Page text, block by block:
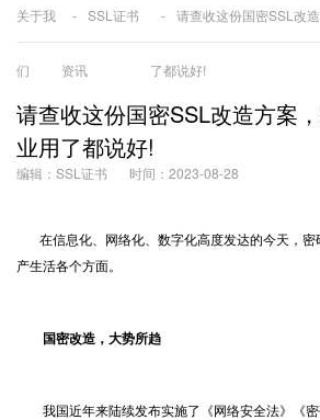
关于我
们
SSL证书
资讯
请查收这份国密SSL改
了都说好!
请查收这份国密SSL改造方案
业用了都说好!
编辑：SSL证书 时间：2023-08-28
在信息化、网络化、数字化高度发达的今天，密
产生活各个方面。
国密改造，大势所趋
我国近年来陆续发布实施了《网络安全法》《密